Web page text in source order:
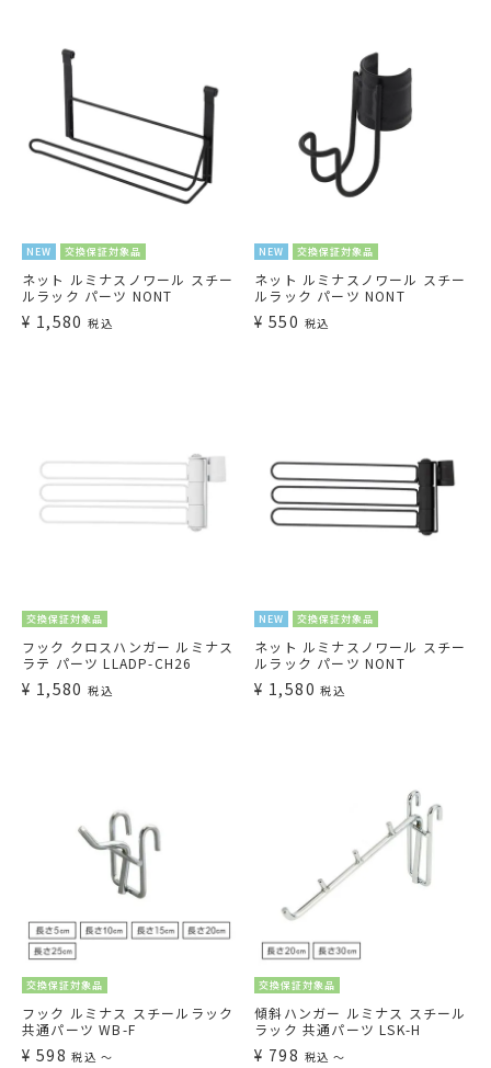
NEW 交換保証対象品
ネット ルミナスノワール スチー
ルラック パーツ NONT
¥ 1,580 税込
NEW 交換保証対象品
ネット ルミナスノワール スチー
ルラック パーツ NONT
¥ 550 税込
交換保証対象品
フック クロスハンガー ルミナス
ラテ パーツ LLADP-CH26
¥ 1,580 税込
NEW 交換保証対象品
ネット ルミナスノワール スチー
ルラック パーツ NONT
¥ 1,580 税込
交換保証対象品
フック ルミナス スチールラック
共通パーツ WB-F
¥ 598 税込 〜
交換保証対象品
傾斜ハンガー ルミナス スチール
ラック 共通パーツ LSK-H
¥ 798 税込 〜